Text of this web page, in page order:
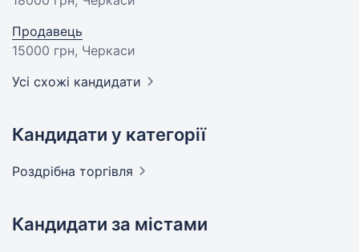
Продавець
15000 грн, Черкаси
Усі схожі кандидати
Кандидати у категорії
Роздрібна торгівля
Кандидати за містами